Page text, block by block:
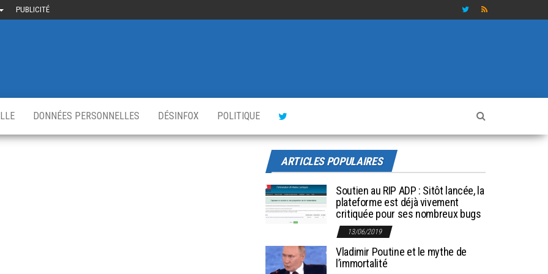
PUBLICITÉ
DONNÉES PERSONNELLES DÉSINFOX POLITIQUE
ARTICLES POPULAIRES
Soutien au RIP ADP : Sitôt lancée, la
plateforme est déjà vivement
critiquée pour ses nombreux bugs
13/06/2019
Vladimir Poutine et le mythe de
l’immortalité